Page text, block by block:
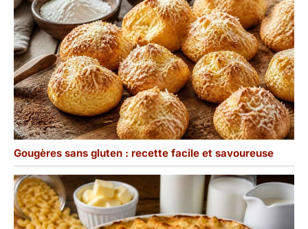
Gougères sans gluten : recette facile et savoureuse